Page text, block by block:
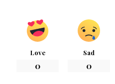
Love
0
Sad
0